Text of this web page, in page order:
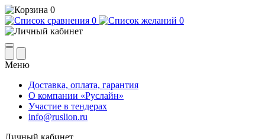
0
0
0
Меню
Доставка, оплата, гарантия
О компании «Руслайн»
Участие в тендерах
info@ruslion.ru
Личный кабинет